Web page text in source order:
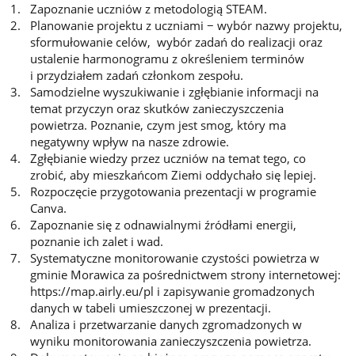
Zapoznanie uczniów z metodologią STEAM.
Planowanie projektu z uczniami − wybór nazwy projektu,
sformułowanie celów, wybór zadań do realizacji oraz
ustalenie harmonogramu z określeniem terminów
i przydziałem zadań członkom zespołu.
Samodzielne wyszukiwanie i zgłębianie informacji na
temat przyczyn oraz skutków zanieczyszczenia
powietrza. Poznanie, czym jest smog, który ma
negatywny wpływ na nasze zdrowie.
Zgłębianie wiedzy przez uczniów na temat tego, co
zrobić, aby mieszkańcom Ziemi oddychało się lepiej.
Rozpoczęcie przygotowania prezentacji w programie
Canva.
Zapoznanie się z odnawialnymi źródłami energii,
poznanie ich zalet i wad.
Systematyczne monitorowanie czystości powietrza w
gminie Morawica za pośrednictwem strony internetowej:
https://map.airly.eu/pl i zapisywanie gromadzonych
danych w tabeli umieszczonej w prezentacji.
Analiza i przetwarzanie danych zgromadzonych w
wyniku monitorowania zanieczyszczenia powietrza.